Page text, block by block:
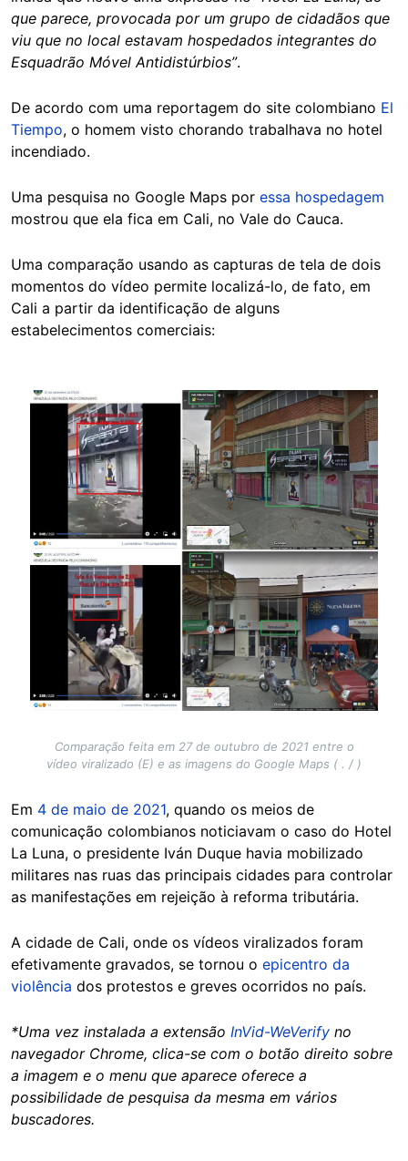
que parece, provocada por um grupo de cidadãos que
viu que no local estavam hospedados integrantes do
Esquadrão Móvel Antidistúrbios”.
De acordo com uma reportagem do site colombiano El
Tiempo, o homem visto chorando trabalhava no hotel
incendiado.
Uma pesquisa no Google Maps por essa hospedagem
mostrou que ela fica em Cali, no Vale do Cauca.
Uma comparação usando as capturas de tela de dois
momentos do vídeo permite localizá-lo, de fato, em
Cali a partir da identificação de alguns
estabelecimentos comerciais:
Image
Comparação feita em 27 de outubro de 2021 entre o
vídeo viralizado (E) e as imagens do Google Maps ( . / )
Em 4 de maio de 2021, quando os meios de
comunicação colombianos noticiavam o caso do Hotel
La Luna, o presidente Iván Duque havia mobilizado
militares nas ruas das principais cidades para controlar
as manifestações em rejeição à reforma tributária.
A cidade de Cali, onde os vídeos viralizados foram
efetivamente gravados, se tornou o epicentro da
violência dos protestos e greves ocorridos no país.
*Uma vez instalada a extensão InVid-WeVerify no
navegador Chrome, clica-se com o botão direito sobre
a imagem e o menu que aparece oferece a
possibilidade de pesquisa da mesma em vários
buscadores.